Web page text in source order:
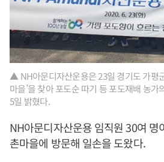
▲ NH아문디자산운용은 23일 경기도 가평
마을’을 찾아 포도순 따기 등 포도재배 농
5일 밝혔다.
NH아문디자산운용 임직원 30여 명
촌마을에 방문해 일손을 도왔다.